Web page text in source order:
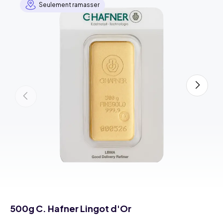
Seulement ramasser
500g C. Hafner Lingot d'Or